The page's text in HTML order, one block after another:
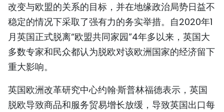
改变与欧盟的关系的目标，并在地缘政治局势日益不
稳定的情况下采取了强有力的务实举措。自2020年1
月英国正式脱离“欧盟共同家园”4年多以来，英国大
多数专家和民众都认为脱欧对该欧洲国家的经济留下
重大影响。
英国欧洲改革研究中心约翰·斯普林福德表示，英国
脱欧导致商品和服务贸易增长放缓，导致英国出口每